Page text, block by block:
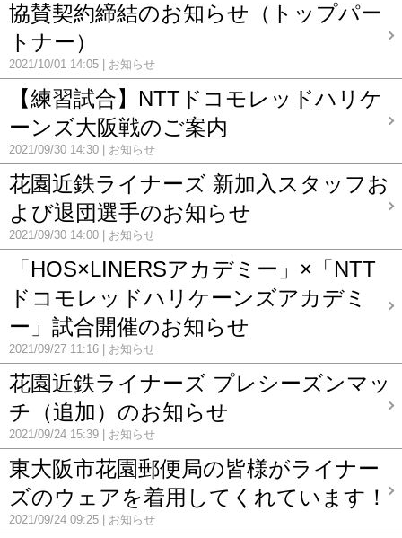
協賛契約締結のお知らせ（トップパー
トナー）
2021/10/01 14:05 お知らせ
【練習試合】NTTドコモレッドハリケ
ーンズ大阪戦のご案内
2021/09/30 14:30 お知らせ
花園近鉄ライナーズ 新加入スタッフお
よび退団選手のお知らせ
2021/09/30 14:00 お知らせ
「HOS×LINERSアカデミー」×「NTT
ドコモレッドハリケーンズアカデミ
ー」試合開催のお知らせ
2021/09/27 11:16 お知らせ
花園近鉄ライナーズ プレシーズンマッ
チ（追加）のお知らせ
2021/09/24 15:39 お知らせ
東大阪市花園郵便局の皆様がライナー
ズのウェアを着用してくれています！
2021/09/24 09:25 お知らせ